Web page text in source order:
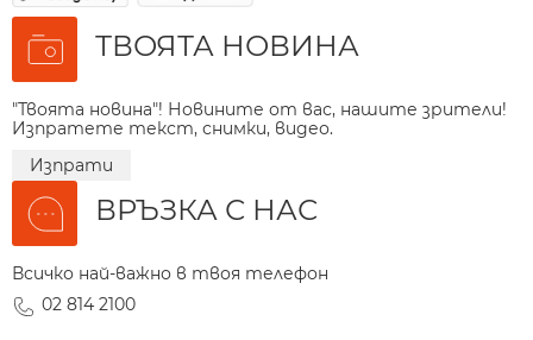
ТВОЯТА НОВИНА
"Твоята новина"! Новините от вас, нашите зрители!
Изпратете текст, снимки, видео.
Изпрати
ВРЪЗКА С НАС
Всичко най-важно в твоя телефон
02 814 2100